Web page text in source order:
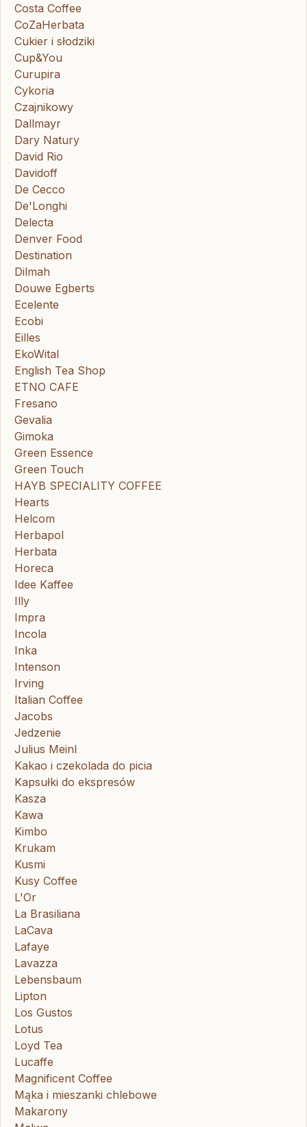
Costa Coffee
CoZaHerbata
Cukier i słodziki
Cup&You
Curupira
Cykoria
Czajnikowy
Dallmayr
Dary Natury
David Rio
Davidoff
De Cecco
De'Longhi
Delecta
Denver Food
Destination
Dilmah
Douwe Egberts
Ecelente
Ecobi
Eilles
EkoWital
English Tea Shop
ETNO CAFE
Fresano
Gevalia
Gimoka
Green Essence
Green Touch
HAYB SPECIALITY COFFEE
Hearts
Helcom
Herbapol
Herbata
Horeca
Idee Kaffee
Illy
Impra
Incola
Inka
Intenson
Irving
Italian Coffee
Jacobs
Jedzenie
Julius Meinl
Kakao i czekolada do picia
Kapsułki do ekspresów
Kasza
Kawa
Kimbo
Krukam
Kusmi
Kusy Coffee
L'Or
La Brasiliana
LaCava
Lafaye
Lavazza
Lebensbaum
Lipton
Los Gustos
Lotus
Loyd Tea
Lucaffe
Magnificent Coffee
Mąka i mieszanki chlebowe
Makarony